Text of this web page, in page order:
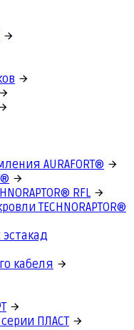
AURAFORT®
RFL
TECHNORAPTOR®
кабеля
ПЛАСТ